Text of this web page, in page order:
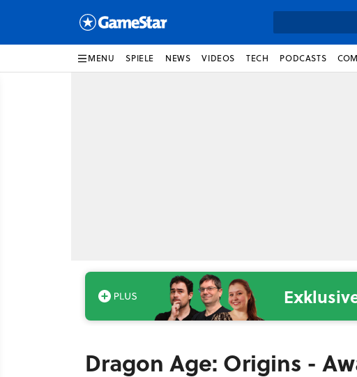
MENU SPIELE NEWS VIDEOS TECH PODCASTS
Dragon Age: Origins -